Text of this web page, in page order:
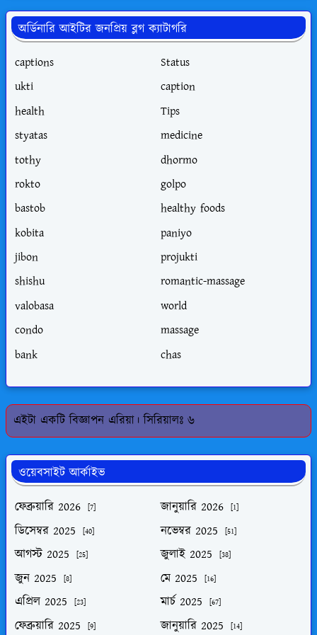
অর্ডিনারি আইটির জনপ্রিয় ব্লগ ক্যাটাগরি
captions
Status
ukti
caption
health
Tips
styatas
medicine
tothy
dhormo
rokto
golpo
bastob
healthy foods
kobita
paniyo
jibon
projukti
shishu
romantic-massage
valobasa
world
condo
massage
bank
chas
এইটা একটি বিজ্ঞাপন এরিয়া। সিরিয়ালঃ ৬
ওয়েবসাইট আর্কাইভ
ফেব্রুয়ারি 2026
[7] জানুয়ারি 2026 [1]
ডিসেম্বর 2025 [40] নভেম্বর 2025 [51]
আগস্ট 2025 [25] জুলাই 2025 [38]
জুন 2025 [8] মে 2025 [16]
এপ্রিল 2025 [23] মার্চ 2025 [67]
ফেব্রুয়ারি 2025 [9] জানুয়ারি 2025 [14]